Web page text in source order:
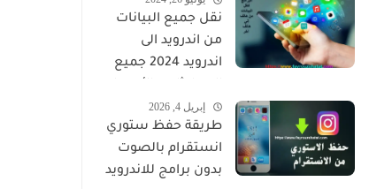
نقل جميع البيانات
من اندرويد الى
اندرويد 2024 جميع
والصور
إبريل 4, 2026
طريقة حفظ ستوري
انستقرام بالصوت
بدون برامج للاندرويد